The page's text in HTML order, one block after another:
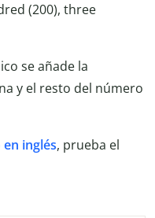
(200), three
se añade la
y el resto del número
inglés, prueba el